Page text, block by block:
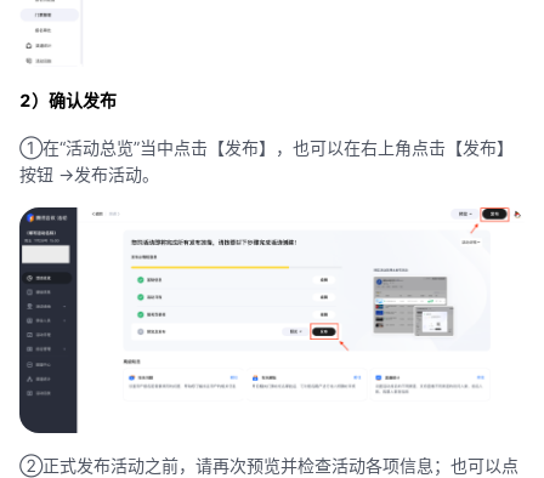
2）确认发布
①在“活动总览”当中点击【发布】，也可以在右上角点击【发布】
按钮 ->发布活动。
②正式发布活动之前，请再次预览并检查活动各项信息；也可以点